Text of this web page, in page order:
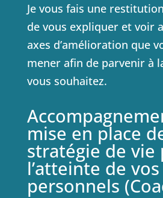
Je vous fais une
de vous expliquer et voir
axes d’amélioration que
mener afin de parvenir à
vous souhaitez.
mise en place
stratégie de vie
l’atteinte de
personnels